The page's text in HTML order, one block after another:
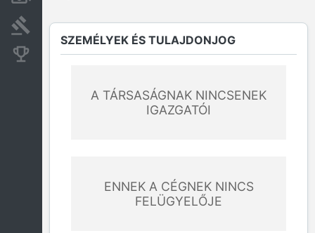
Bírósági eljárások
Konkurens cégek
SZEMÉLYEK ÉS TULAJDONJOG
A TÁRSASÁGNAK NINCSENEK
IGAZGATÓI
ENNEK A CÉGNEK NINCS
FELÜGYELŐJE